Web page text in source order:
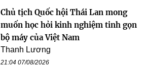
Chủ tịch Quốc hội Thái Lan mong
muốn học hỏi kinh nghiệm tinh gọn
bộ máy của Việt Nam
Thanh Lương
21:04 07/08/2026